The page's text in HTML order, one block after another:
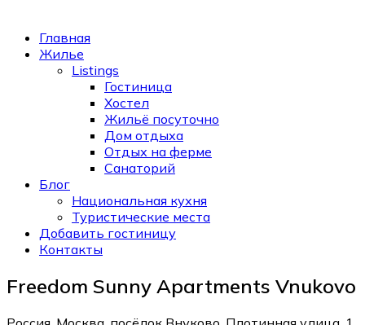
Главная
Жилье
Listings
Гостиница
Хостел
Жильё посуточно
Дом отдыха
Отдых на ферме
Санаторий
Блог
Национальная кухня
Туристические места
Добавить гостиницу
Контакты
Freedom Sunny Apartments Vnukovo